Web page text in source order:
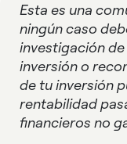
Esta es una
ningún caso
investigación
inversión o
de tu inversión
rentabilidad
financieros no